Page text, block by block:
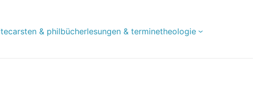
carsten & philbücherlesungen & terminetheologie